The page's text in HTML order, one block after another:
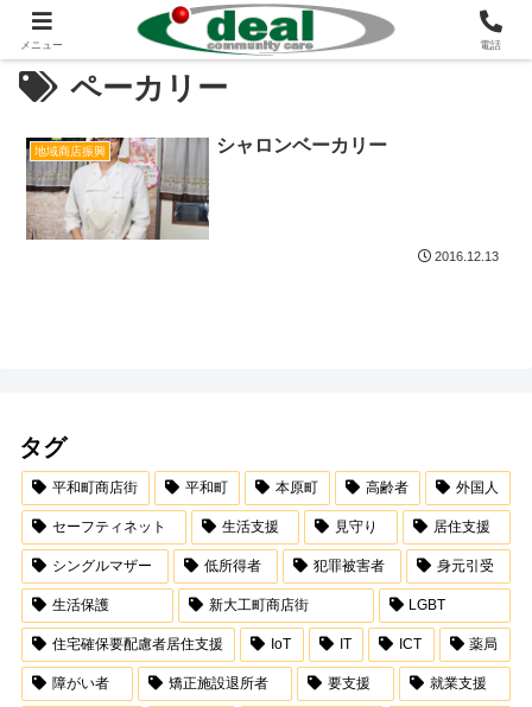
ペーカリー
地域商店振興 シャロンベーカリー
2016.12.13
タグ
平和町商店街 平和町 本原町 高齢者 外国人
セーフティネット 生活支援 見守り 居住支援
シングルマザー 低所得者 犯罪被害者 身元引受
生活保護 新大工町商店街 LGBT
住宅確保要配慮者居住支援 IoT IT ICT 薬局
障がい者 矯正施設退所者 要支援 就業支援
メニュー 電話